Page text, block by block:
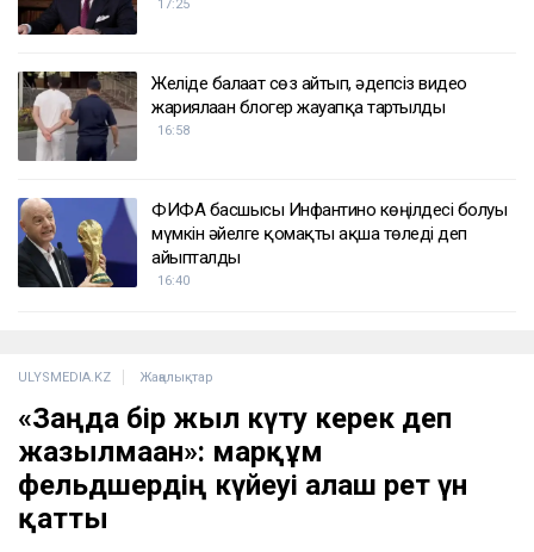
17:25
Желіде балағат сөз айтып, әдепсіз видео
жариялаған блогер жауапқа тартылды
16:58
ФИФА басшысы Инфантино көңілдесі болуы
мүмкін әйелге қомақты ақша төледі деп
айыпталды
16:40
ULYSMEDIA.KZ Жаңалықтар
«Заңда бір жыл күту керек деп
жазылмаған»: марқұм
фельдшердің күйеуі алғаш рет үн
қатты